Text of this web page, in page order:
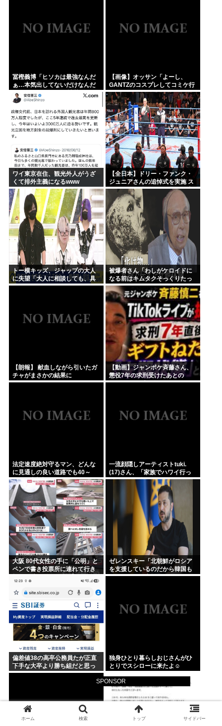
SPONSOR
冨樫義博「ヒソカは最強なんだ
ぁ…本気出してないだけなんだ
ぁ…」 こいつのこの情熱なんな
の？
【画像】オッサン「よーし、
GANTZのコスプレしてコミケ行
くかー」
ワイ東京在住、観光外人がうざ
くて排外主義になるwww
【全日本】ドリー・ファンク・
ジュニアさんの追悼式を実施 ス
ピニング・トー・ホールドも流
れる
トー横キッズ、ジャップの大人
に失望「大人に相談しても、具
体的に何もしてくれない。結果
被爆者さん「わしがケロイドに
なる前はキムタクそっくりたっ
たんじゃ」ハードなギャグをか
ます
【朗報】 献血しながら引いたガ
チャがまさかの結果に
【動画】ジャンポケ斉藤さん、
懲役7年の求刑受けたあとの
TikTokライブ配信がヤバすぎる
法定速度絶対守るマン、どんな
に見通しの良い道路でも40～
60km以上出さない
一流顔隠しアーティストtuki.
(17)さん、「家族でハワイ行っ
てきたw」 自己顕示欲がどんど
ん抑えられなくなる
大阪 80代女性の手に「公明」と
ペンで書き投票所に連れて行き
ゼレンスキー「北朝鮮がロシア
を支援しているのだから韓国も
ウクライナを支援しろ」
偏差値38の高卒公務員たが正直
下手な大卒より勝ち組だと思っ
てる
独身ひとり暮らしおじさんがひ
とりでスシローに来たよ☺
ホーム 検索 トップ サイドバー